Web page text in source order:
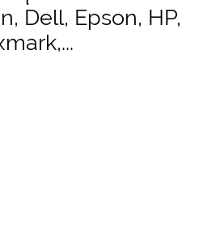
Dell, Epson, HP,